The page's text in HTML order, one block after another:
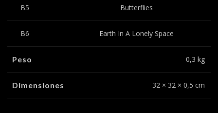
B5 Butterflies
B6 Earth In A Lonely Space
Peso 0,3 kg
Dimensiones 32 × 32 × 0,5 cm